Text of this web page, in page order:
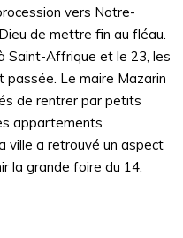
vers Notre-
de mettre fin au fléau.
Saint-Affrique et le 23, les
passée. Le maire Mazarin
de rentrer par petits
appartements
ville a retrouvé un aspect
la grande foire du 14.